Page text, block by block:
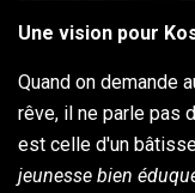
Une vision pour
Quand on demande
rêve, il ne parle pas
est celle d'un
jeunesse bien